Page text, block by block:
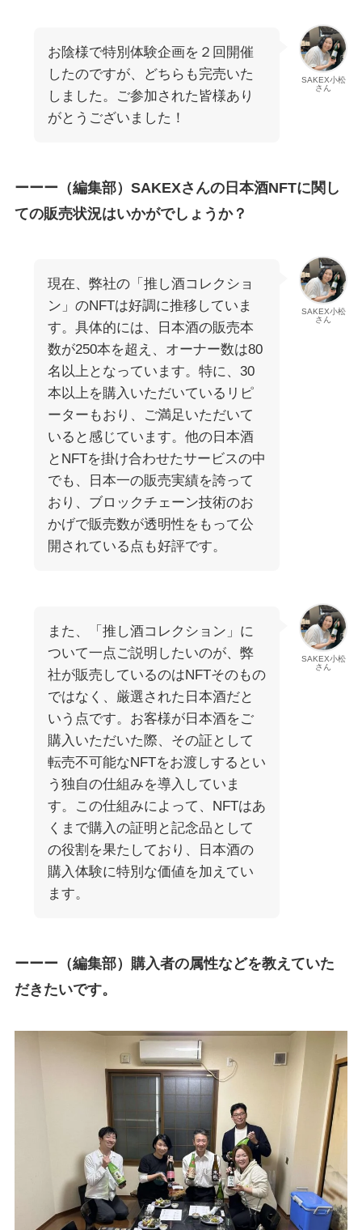
SAKEX小松
さん
お陰様で特別体験企画を２回開催
したのですが、どちらも完売いた
しました。ご参加された皆様あり
がとうございました！
ーーー（編集部）SAKEXさんの日本酒NFTに関し
ての販売状況はいかがでしょうか？
SAKEX小松
さん
現在、弊社の「推し酒コレクショ
ン」のNFTは好調に推移していま
す。具体的には、日本酒の販売本
数が250本を超え、オーナー数は80
名以上となっています。特に、30
本以上を購入いただいているリピ
ーターもおり、ご満足いただいて
いると感じています。他の日本酒
とNFTを掛け合わせたサービスの中
でも、日本一の販売実績を誇って
おり、ブロックチェーン技術のお
かげで販売数が透明性をもって公
開されている点も好評です。
SAKEX小松
さん
また、「推し酒コレクション」に
ついて一点ご説明したいのが、弊
社が販売しているのはNFTそのもの
ではなく、厳選された日本酒だと
いう点です。お客様が日本酒をご
購入いただいた際、その証として
転売不可能なNFTをお渡しするとい
う独自の仕組みを導入していま
す。この仕組みによって、NFTはあ
くまで購入の証明と記念品として
の役割を果たしており、日本酒の
購入体験に特別な価値を加えてい
ます。
ーーー（編集部）購入者の属性などを教えていた
だきたいです。